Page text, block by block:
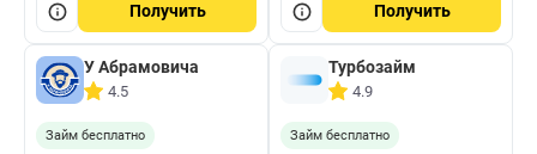
Получить Получить
У Абрамовича
4.5
Займ бесплатно
Турбозайм
4.9
Займ бесплатно